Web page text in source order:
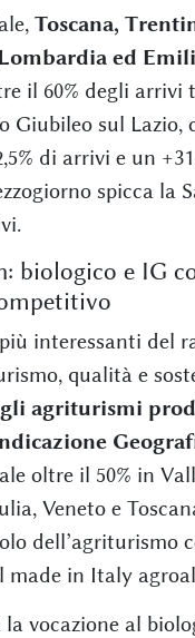
Toscana,
ed
il 60% degli arrivi
Giubileo sul Lazio,
di arrivi e un
spicca la
biologico e IG
interessanti del
qualità e
agriturismi
oltre il 50% in
Veneto e
dell’agriturismo
made in Italy
vocazione al